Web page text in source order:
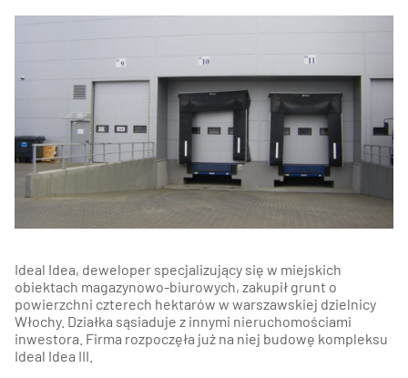
Ideal Idea, deweloper specjalizujący się w miejskich
obiektach magazynowo-biurowych, zakupił grunt o
powierzchni czterech hektarów w warszawskiej dzielnicy
Włochy. Działka sąsiaduje z innymi nieruchomościami
inwestora. Firma rozpoczęła już na niej budowę kompleksu
Ideal Idea III.